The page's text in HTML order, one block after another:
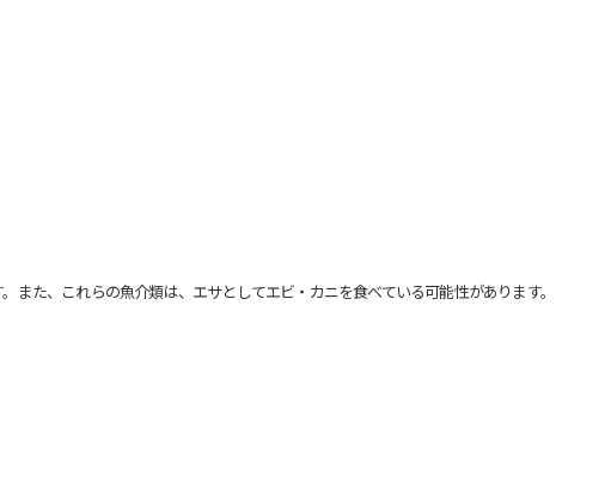
た、これらの魚介類は、エサとしてエビ・カニを食べている可能性があります。